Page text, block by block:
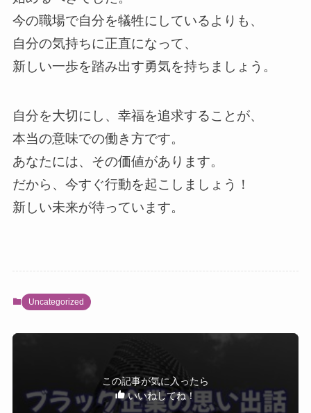
今の職場で自分を犠牲にしているよりも、
自分の気持ちに正直になって、
新しい一歩を踏み出す勇気を持ちましょう。
自分を大切にし、幸福を追求することが、
本当の意味での働き方です。
あなたには、その価値があります。
だから、今すぐ行動を起こしましょう！
新しい未来が待っています。
Uncategorized
この記事が気に入ったら
いいねしてね！